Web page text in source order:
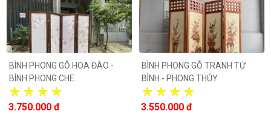
BÌNH PHONG GỖ HOA ĐÀO -
BÌNH PHONG CHE...
3.750.000 đ
BÌNH PHONG GỖ TRANH TỨ
BÌNH - PHONG THỦY
3.550.000 đ